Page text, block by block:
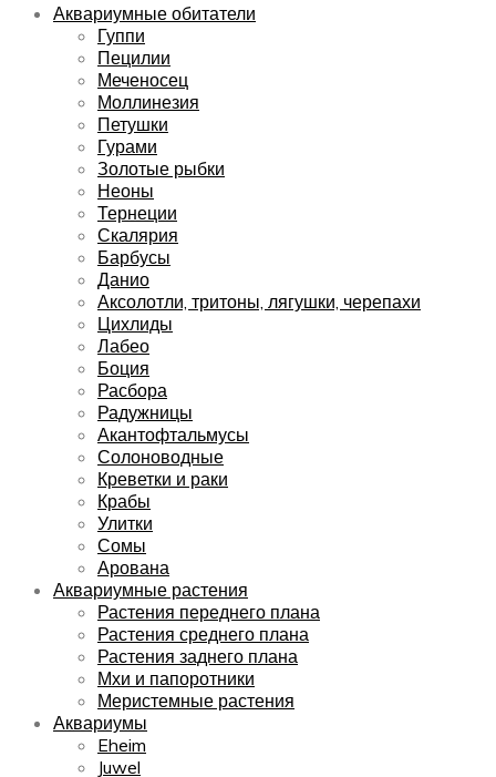
Аквариумные обитатели
Гуппи
Пецилии
Меченосец
Моллинезия
Петушки
Гурами
Золотые рыбки
Неоны
Тернеции
Скалярия
Барбусы
Данио
Аксолотли, тритоны, лягушки, черепахи
Цихлиды
Лабео
Боция
Расбора
Радужницы
Акантофтальмусы
Солоноводные
Креветки и раки
Крабы
Улитки
Сомы
Арована
Аквариумные растения
Растения переднего плана
Растения среднего плана
Растения заднего плана
Мхи и папоротники
Меристемные растения
Аквариумы
Eheim
Juwel